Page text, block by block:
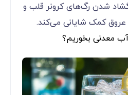
شدن رگ‌های کرونر قلب و
عروق کمک شایانی می‌کند.
معدنی بخوریم؟